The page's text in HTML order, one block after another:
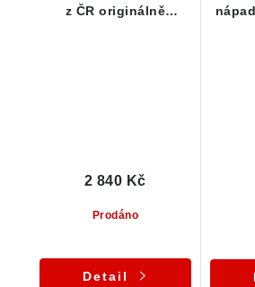
z ČR originálně
Prodáno
2 840 Kč
Detail